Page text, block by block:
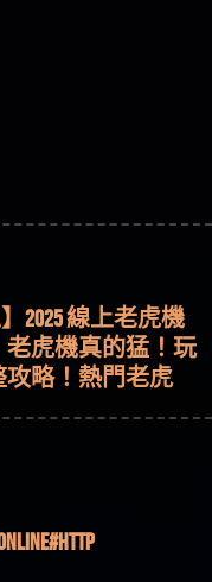
開啟你的高回報
2025 線上老虎機
全的全攻略！
老虎機真的猛！玩
方式！
攻略！熱門老虎
虎機！
騙套路緊急追討
智投資是真的嗎
癡迷力智投資高
追回資金賴
不是詐騙 天盛商
天盛商行詐騙一
】退休老翁被
靈是真的嗎 大戶e
嗎 大戶e點靈無
收割國人中【免
詐騙嗎 弘記投資
】KnTop利用新型